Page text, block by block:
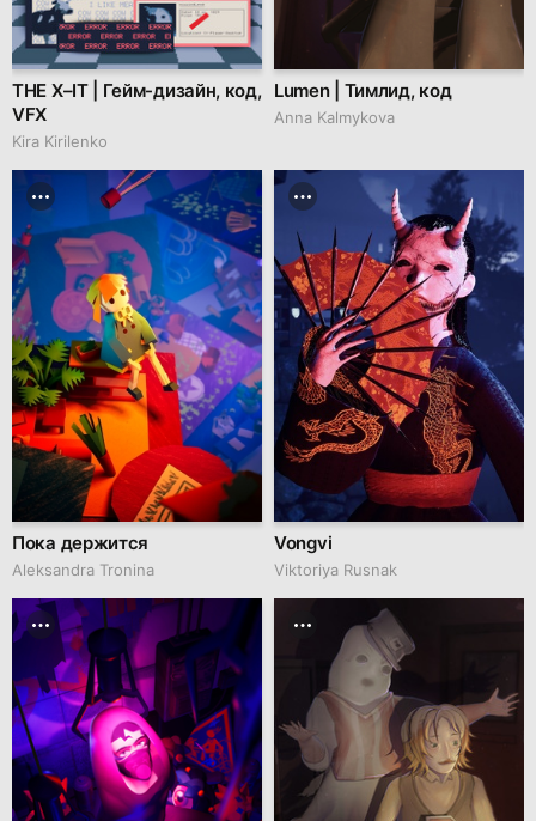
THE X–IT | Гейм-дизайн, код,
VFX
Kira Kirilenko
Lumen | Тимлид, код
Anna Kalmykova
Пока держится
Aleksandra Tronina
Vongvi
Viktoriya Rusnak